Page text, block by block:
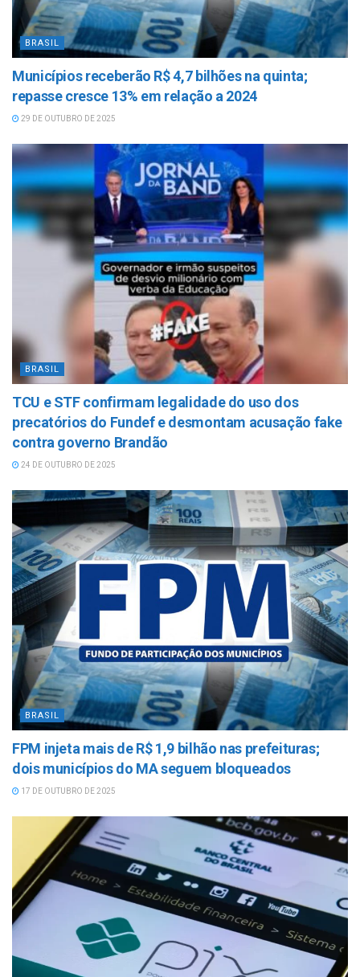
BRASIL
Municípios receberão R$ 4,7 bilhões na quinta;
repasse cresce 13% em relação a 2024
29 DE OUTUBRO DE 2025
BRASIL
TCU e STF confirmam legalidade do uso dos
precatórios do Fundef e desmontam acusação fake
contra governo Brandão
24 DE OUTUBRO DE 2025
BRASIL
FPM injeta mais de R$ 1,9 bilhão nas prefeituras;
dois municípios do MA seguem bloqueados
17 DE OUTUBRO DE 2025